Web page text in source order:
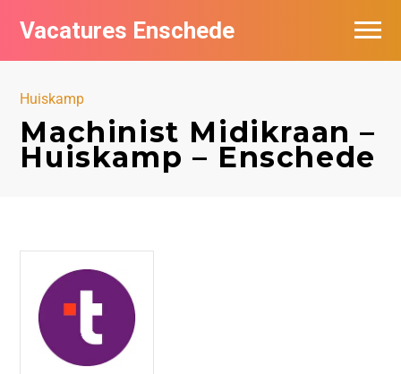
Vacatures Enschede
Huiskamp
Machinist Midikraan –
Huiskamp – Enschede
Vacatures per bedrijf
De populairste vacatures in Enschede
Nieuwsbrief feed